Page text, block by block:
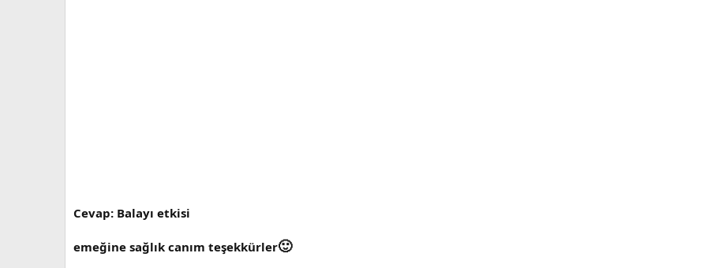
Cevap: Balayı etkisi
emeğine sağlık canım teşekkürler🙂